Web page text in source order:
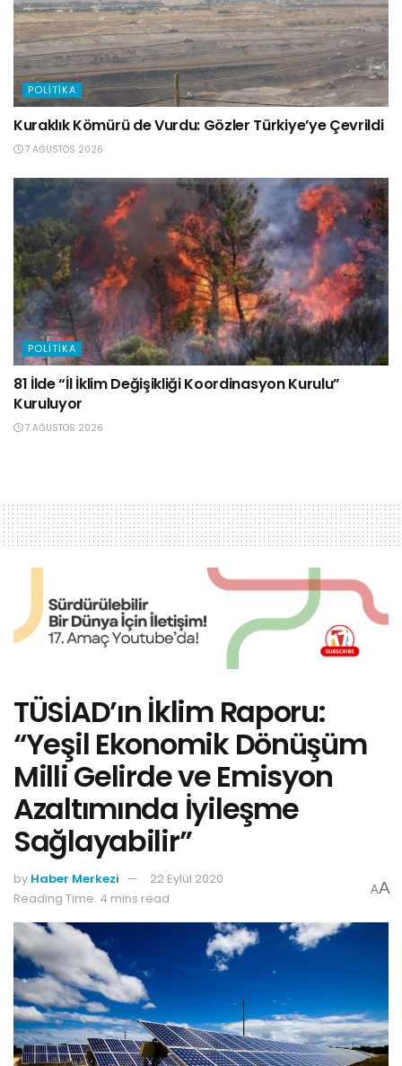
POLITIKA
Kuraklık Kömürü de Vurdu: Gözler Türkiye’ye Çevrildi
7 AĞUSTOS 2026
POLITIKA
81 İlde “İl İklim Değişikliği Koordinasyon Kurulu”
Kuruluyor
7 AĞUSTOS 2026
TÜSİAD’ın İklim Raporu:
“Yeşil Ekonomik Dönüşüm
Milli Gelirde ve Emisyon
Azaltımında İyileşme
Sağlayabilir”
by Haber Merkezi
22 Eylül 2020
Reading Time: 4 mins read
AA